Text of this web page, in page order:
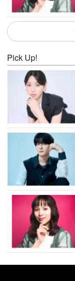
Pick Up!